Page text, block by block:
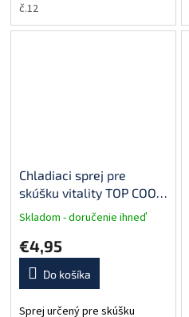
odstránenie prebytkov
živicového fixačného cementu
č.12
Chladiaci sprej pre
skúšku vitality TOP COOL
SPRAY-AKZENTA
Skladom - doručenie ihneď
€4,95
Do košíka
Sprej určený pre skúšku